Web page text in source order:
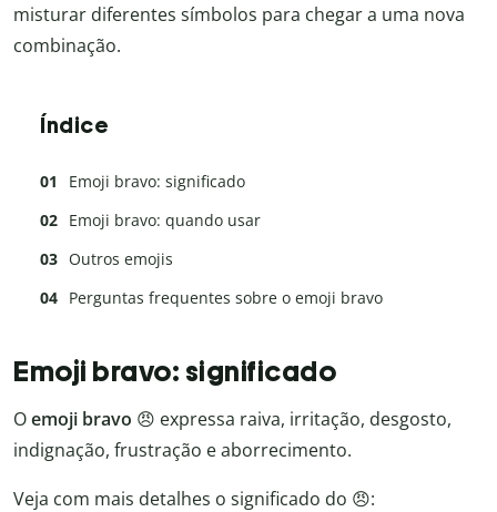
misturar diferentes símbolos para chegar a uma nova
combinação.
Índice
Emoji bravo: significado
Emoji bravo: quando usar
Outros emojis
Perguntas frequentes sobre o emoji bravo
Emoji bravo: significado
Oemoji bravo 😠 expressa raiva, irritação, desgosto,
indignação, frustração e aborrecimento.
Veja com mais detalhes o significado do 😠: